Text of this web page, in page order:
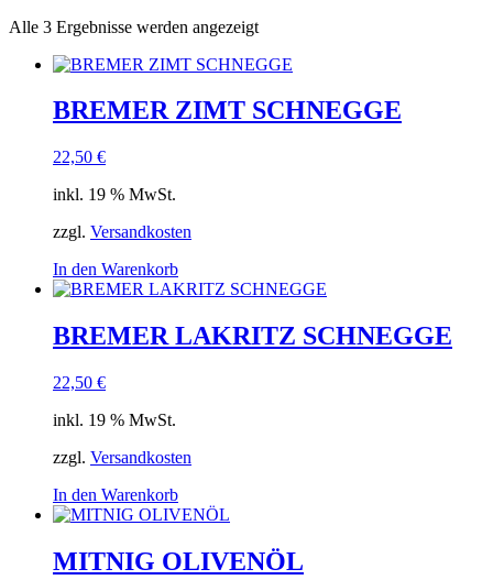
Alle 3 Ergebnisse werden angezeigt
BREMER ZIMT SCHNEGGE
22,50 €
inkl. 19 % MwSt.
zzgl. Versandkosten
In den Warenkorb
BREMER LAKRITZ SCHNEGGE
22,50 €
inkl. 19 % MwSt.
zzgl. Versandkosten
In den Warenkorb
MITNIG OLIVENÖL